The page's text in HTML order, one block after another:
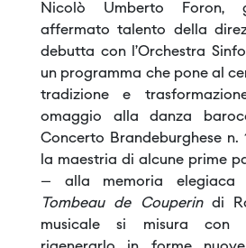
Nicolò Umberto Foron,
affermato talento della
debutta con l’Orchestra
un programma che pone al
tradizione e
omaggio alla danza
Concerto Brandeburghese n.
la maestria di alcune prime
– alla memoria elegiaca
Tombeau de Couperindi
musicale si misura con